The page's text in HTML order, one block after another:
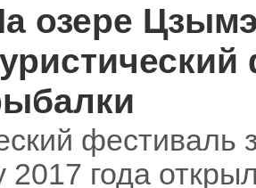
озере
фестиваль
года